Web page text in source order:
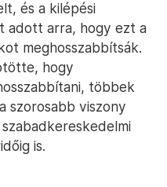
és a kilépési
adott arra, hogy ezt a
meghosszabbítsák.
hogy
többek
szorosabb viszony
is.